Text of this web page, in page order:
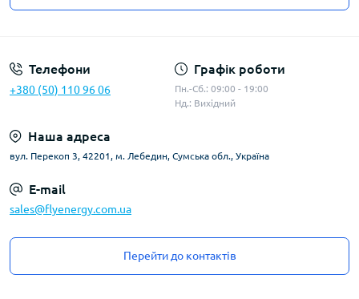
Телефони
+380 (50) 110 96 06
Графік роботи
Пн.-Сб.: 09:00 - 19:00
Нд.: Вихідний
Наша адреса
вул. Перекоп 3, 42201, м. Лебедин, Сумська обл., Україна
E-mail
sales@flyenergy.com.ua
Перейти до контактів